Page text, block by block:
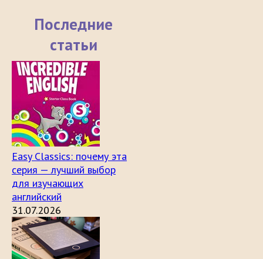
Последние
статьи
Easy Classics: почему эта
серия — лучший выбор
для изучающих
английский
31.07.2026